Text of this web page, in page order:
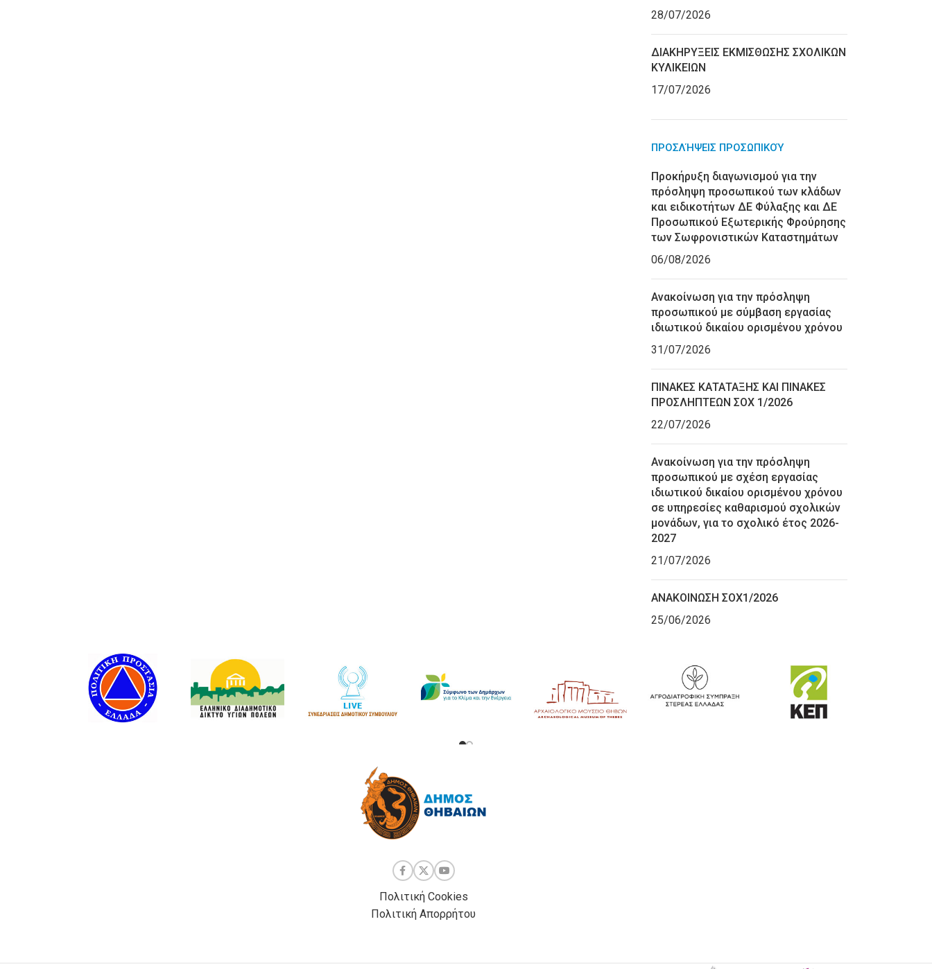
28/07/2026
ΔΙΑΚΗΡΥΞΕΙΣ ΕΚΜΙΣΘΩΣΗΣ ΣΧΟΛΙΚΩΝ
ΚΥΛΙΚΕΙΩΝ
17/07/2026
ΠΡΟΣΛΉΨΕΙΣ ΠΡΟΣΩΠΙΚΟΎ
Προκήρυξη διαγωνισμού για την
πρόσληψη προσωπικού των κλάδων
και ειδικοτήτων ΔΕ Φύλαξης και ΔΕ
Προσωπικού Εξωτερικής Φρούρησης
των Σωφρονιστικών Καταστημάτων
06/08/2026
Ανακοίνωση για την πρόσληψη
προσωπικού με σύμβαση εργασίας
ιδιωτικού δικαίου ορισμένου χρόνου
31/07/2026
ΠΙΝΑΚΕΣ ΚΑΤΑΤΑΞΗΣ ΚΑΙ ΠΙΝΑΚΕΣ
ΠΡΟΣΛΗΠΤΕΩΝ ΣΟΧ 1/2026
22/07/2026
Ανακοίνωση για την πρόσληψη
προσωπικού με σχέση εργασίας
ιδιωτικού δικαίου ορισμένου χρόνου
σε υπηρεσίες καθαρισμού σχολικών
μονάδων, για το σχολικό έτος 2026-
2027
21/07/2026
ΑΝΑΚΟΙΝΩΣΗ ΣΟΧ1/2026
25/06/2026
Πολιτική Cookies
Πολιτική Απορρήτου